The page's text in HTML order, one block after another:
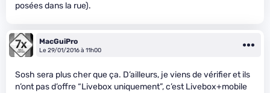
posées dans la rue).
MacGuiPro
Le 29/01/2016 à 11h00
Sosh sera plus cher que ça. D’ailleurs, je viens de vérifier et ils
n’ont pas d’offre “Livebox uniquement”, c’est Livebox+mobile